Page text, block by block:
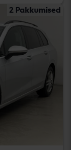
2 Pakkumised